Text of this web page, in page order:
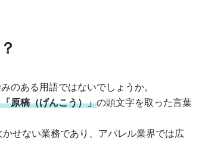
のある用語ではないでしょうか。
原稿（げんこう）」の頭文字を取った言葉
せない業務であり、アパレル業界では広